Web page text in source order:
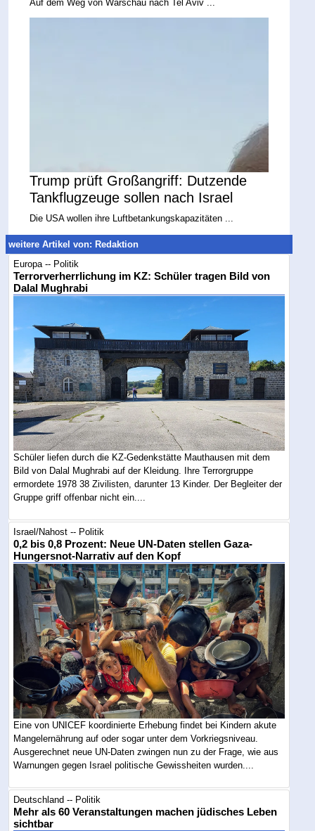
Auf dem Weg von Warschau nach Tel Aviv ...
Trump prüft Großangriff: Dutzende
Tankflugzeuge sollen nach Israel
Die USA wollen ihre Luftbetankungskapazitäten ...
weitere Artikel von: Redaktion
Europa -- Politik
Terrorverherrlichung im KZ: Schüler tragen Bild von
Dalal Mughrabi
Schüler liefen durch die KZ-Gedenkstätte Mauthausen mit dem
Bild von Dalal Mughrabi auf der Kleidung. Ihre Terrorgruppe
ermordete 1978 38 Zivilisten, darunter 13 Kinder. Der Begleiter der
Gruppe griff offenbar nicht ein....
Israel/Nahost -- Politik
0,2 bis 0,8 Prozent: Neue UN-Daten stellen Gaza-
Hungersnot-Narrativ auf den Kopf
Eine von UNICEF koordinierte Erhebung findet bei Kindern akute
Mangelernährung auf oder sogar unter dem Vorkriegsniveau.
Ausgerechnet neue UN-Daten zwingen nun zu der Frage, wie aus
Warnungen gegen Israel politische Gewissheiten wurden....
Deutschland -- Politik
Mehr als 60 Veranstaltungen machen jüdisches Leben
sichtbar